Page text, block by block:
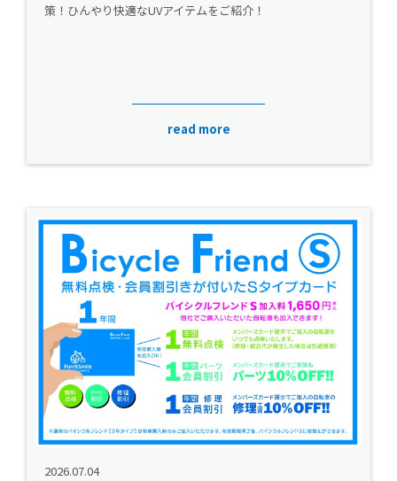
策！ひんやり快適なUVアイテムをご紹介！
read more
2026.07.04